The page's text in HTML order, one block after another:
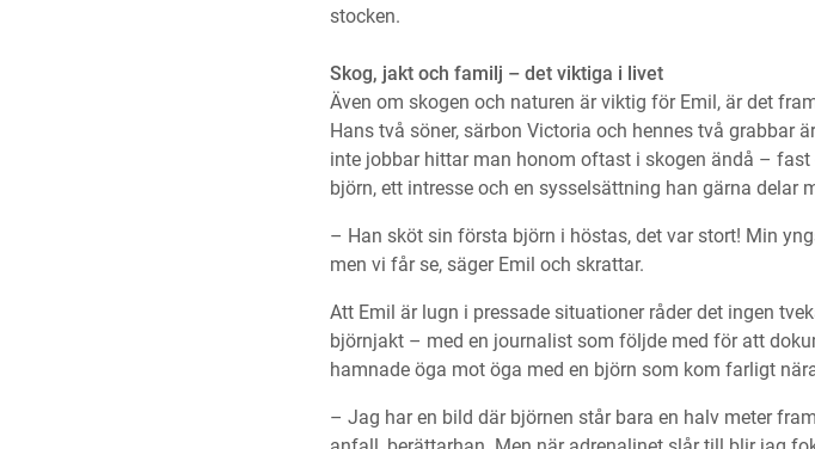
stocken.
Skog, jakt och familj – det viktiga i livet
Även om skogen och naturen är viktig för Emil, är det
Hans två söner, särbon Victoria och hennes två grabbar
inte jobbar hittar man honom oftast i skogen ändå –
björn, ett intresse och en sysselsättning han gärna delar
– Han sköt sin första björn i höstas, det var stort! Min
men vi får se, säger Emil och skrattar.
Att Emil är lugn i pressade situationer råder det ingen
björnjakt – med en journalist som följde med för att
hamnade öga mot öga med en björn som kom farligt
– Jag har en bild där björnen står bara en halv meter